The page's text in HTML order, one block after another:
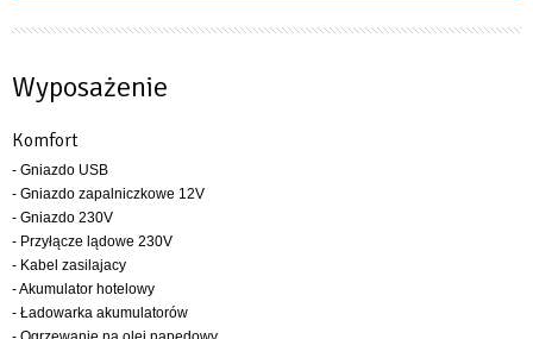
Wyposażenie
Komfort
- Gniazdo USB
- Gniazdo zapalniczkowe 12V
- Gniazdo 230V
- Przyłącze lądowe 230V
- Kabel zasilajacy
- Akumulator hotelowy
- Ładowarka akumulatorów